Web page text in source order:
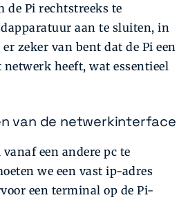
de Pi rechtstreeks te
aan te sluiten, in
zeker van bent dat de Pi een
heeft, wat essentieel
van de netwerkinterface
een andere pc te
we een vast ip-adres
een terminal op de Pi-